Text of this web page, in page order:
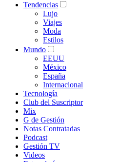
Tendencias
Lujo
Viajes
Moda
Estilos
Mundo
EEUU
México
España
Internacional
Tecnología
Club del Suscriptor
Mix
G de Gestión
Notas Contratadas
Podcast
Gestión TV
Videos